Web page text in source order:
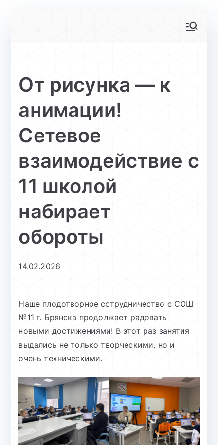
От рисунка — к
анимации!
Сетевое
взаимодействие с
11 школой
набирает
обороты
14.02.2026
Наше плодотворное сотрудничество с СОШ
№11 г. Брянска продолжает радовать
новыми достижениями! В этот раз занятия
выдались не только творческими, но и
очень техническими.